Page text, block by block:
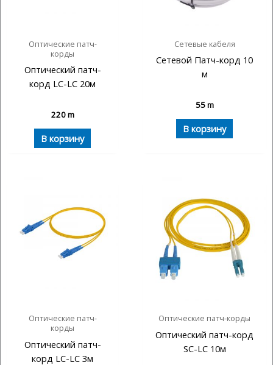
Оптические патч-
корды
Оптический патч-
корд LC-LC 20м
220m
В корзину
Сетевые кабеля
Сетевой Патч-корд 10
м
55m
В корзину
Оптические патч-
корды
Оптический патч-
корд LC-LC 3м
Оптические патч-корды
Оптический патч-корд
SC-LC 10м